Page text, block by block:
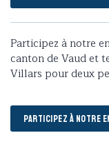
Participez à notre
canton de Vaud et
Villars pour deux
PARTICIPEZ À NOTRE